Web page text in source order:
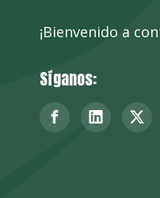
¡Bienvenido a
Síganos: